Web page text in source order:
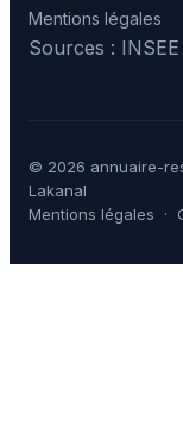
Mentions légales
Sources :
© 2026 annuaire-
Lakanal
Mentions légales ·